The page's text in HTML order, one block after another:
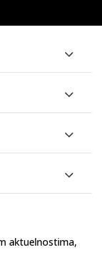
aktuelnostima,